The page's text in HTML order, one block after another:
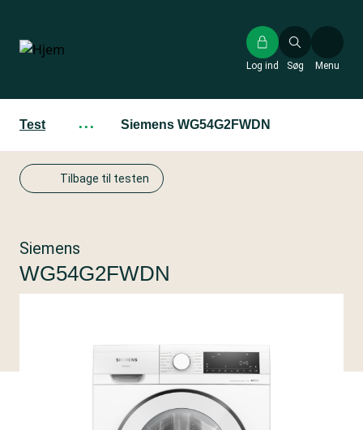
hovedindhold
Søg
Log ind Menu
Test ··· Siemens WG54G2FWDN
Tilbage til testen
Siemens
WG54G2FWDN